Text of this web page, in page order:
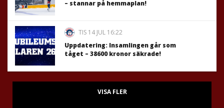
– stannar på hemmaplan!
TIS 14 JUL 16:22
Uppdatering: Insamlingen går som
tåget – 38600 kronor säkrade!
VISA FLER